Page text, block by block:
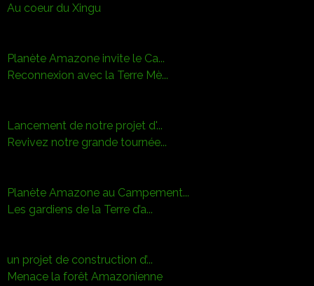
Au coeur du Xingu
Planète Amazone invite le Ca...
Reconnexion avec la Terre Mè...
Lancement de notre projet d'...
Revivez notre grande tournée...
Planète Amazone au Campement...
Les gardiens de la Terre d’a...
un projet de construction d’...
Menace la forêt Amazonienne